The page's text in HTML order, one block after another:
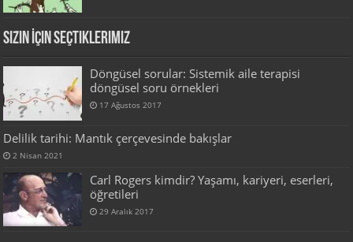
Sizin İçin Seçtiklerimiz
Döngüsel sorular: Sistemik aile terapisi
döngüsel soru örnekleri
17 Ağustos 2017
Delilik tarihi: Mantık çerçevesinde bakışlar
2 Nisan 2021
Carl Rogers kimdir? Yaşamı, kariyeri, eserleri,
öğretileri
29 Aralık 2017